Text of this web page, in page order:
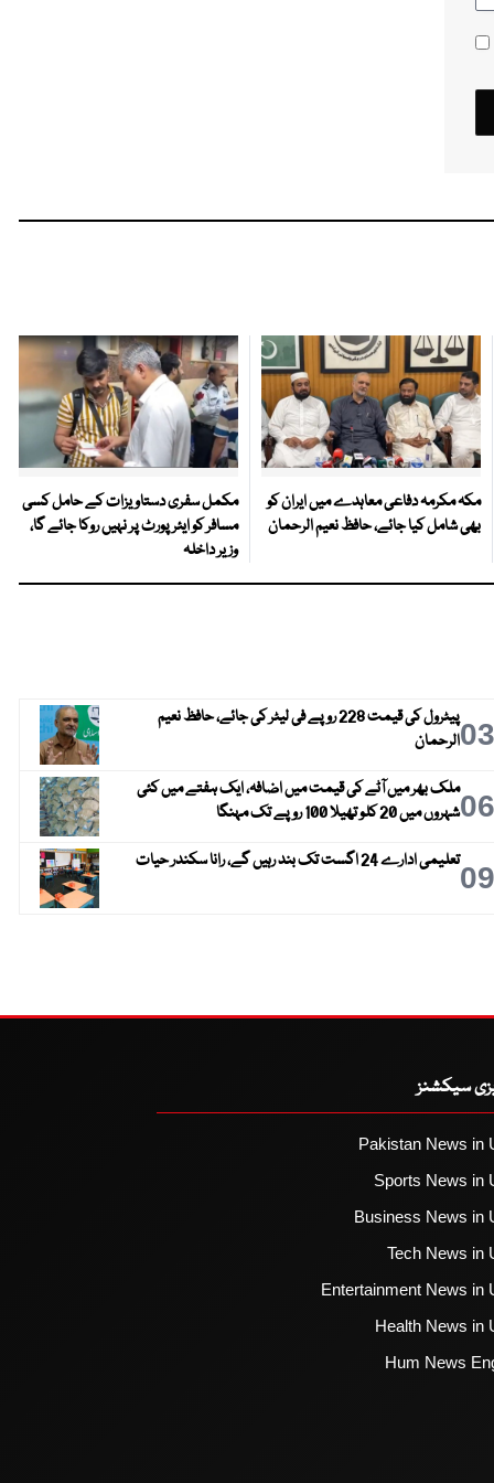
مکہ مکرمہ دفاعی معاہدے میں ایران کو
بھی شامل کیا جائے، حافظ نعیم الرحمان
مکمل سفری دستاویزات کے حامل کسی
مسافر کو ایئرپورٹ پر نہیں روکا جائے گا،
وزیر داخلہ
03
پیٹرول کی قیمت 228 روپے فی لیٹر کی جائے، حافظ نعیم
الرحمان
06ملک بھر میں آٹے کی قیمت میں اضافہ، ایک ہفتے میں کئی
شہروں میں 20 کلو تھیلا 100 روپے تک مہنگا
09تعلیمی ادارے 24 اگست تک بند رہیں گے، رانا سکندر حیات
سیکشنز
Pakistan News in
Sports News in
Business News in
Tech News in
Entertainment News in
Health News in
Hum News